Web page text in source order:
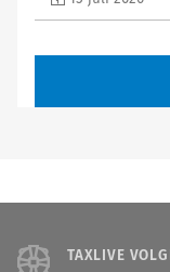
TAXLIVE